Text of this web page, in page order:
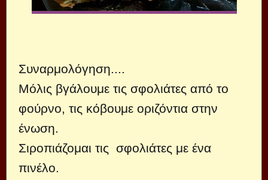
Συναρμολόγηση....
Μόλις βγάλουμε τις σφολιάτες από το
φούρνο, τις κόβουμε οριζόντια στην
ένωση.
Σιροπιάζομαι τις σφολιάτες με ένα
πινέλο.